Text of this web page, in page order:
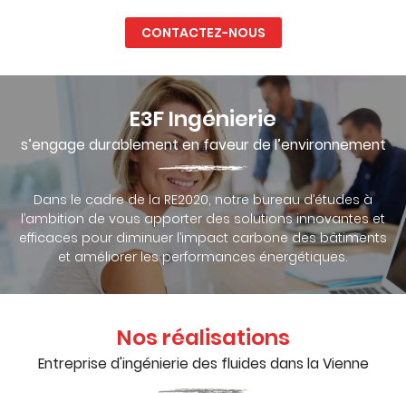
CONTACTEZ-NOUS
E3F Ingénierie
s’engage durablement en faveur de l’environnement
Dans le cadre de la RE2020, notre bureau d’études à
l’ambition de vous apporter des solutions innovantes et
efficaces pour diminuer l’impact carbone des bâtiments
et améliorer les performances énergétiques.
Nos réalisations
Entreprise d'ingénierie des fluides dans la Vienne